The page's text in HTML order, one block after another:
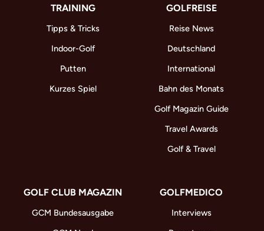
TRAINING
Tipps & Tricks
Indoor-Golf
Putten
Kurzes Spiel
GOLFREISE
Reise News
Deutschland
International
Bahn des Monats
Golf Magazin Guide
Travel Awards
Golf & Travel
GOLF CLUB MAGAZIN
GCM Bundesausgabe
GOLFMEDICO
Interviews